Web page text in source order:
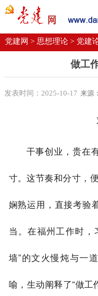
党建要闻
机关党建
校园
党建网 > 思想理论 > 党建
做工
发表时间：2025-10-17 来源
干事创业，贵在
寸。这节奏和分寸，
娴熟运用，直接考验
当。在福州工作时，
墙”的文火慢炖与一
喻，生动阐释了“做